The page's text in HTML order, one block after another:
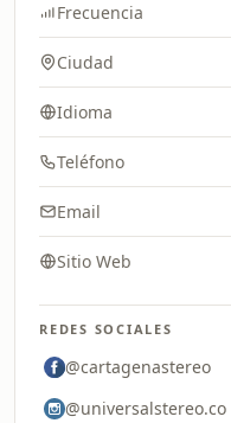
Frecuencia
Ciudad
Idioma
Teléfono
Email
Sitio Web
REDES SOCIALES
@cartagenastereo
@universalstereo.co